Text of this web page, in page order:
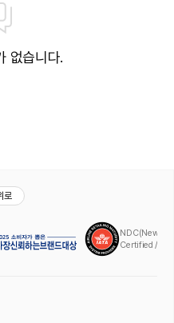
없습니다.